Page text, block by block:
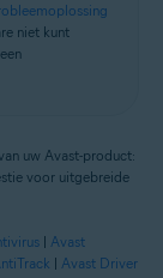
niet kunt
uw Avast-product:
voor uitgebreide
| Avast
| Avast Driver